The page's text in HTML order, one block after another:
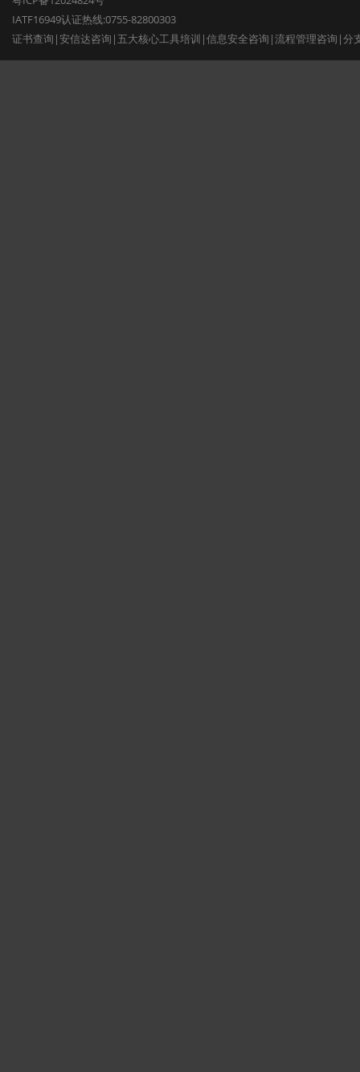
IATF16949认证热线:0755-82800303
证书查询 |安信达咨询 | 五大核心工具培训 |信息安全咨询 |流程管理咨询 |分